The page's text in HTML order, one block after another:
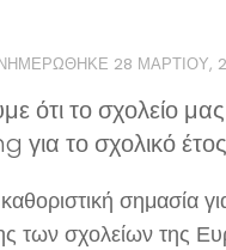
28 ΜΑΡΤΊΟΥ,
ότι το σχολείο
για το σχολικό
σημασία
των σχολείων της